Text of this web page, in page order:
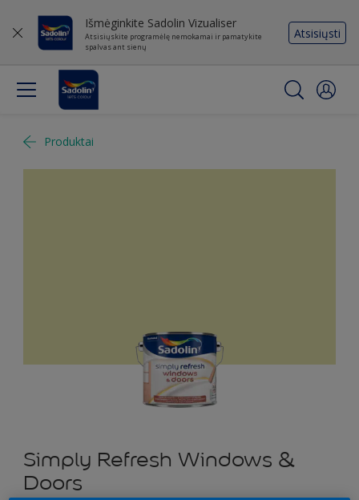
Išmėginkite Sadolin Vizualiser
Atsisiųskite programėlę nemokamai ir pamatykite
spalvas ant sienų
Atsisiųsti
Produktai
Simply Refresh Windows &
Doors